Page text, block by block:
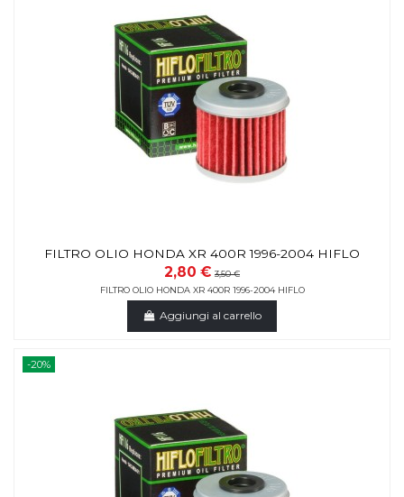
FILTRO OLIO HONDA XR 400R 1996-2004 HIFLO
2,80 € 3,50 €
FILTRO OLIO HONDA XR 400R 1996-2004 HIFLO
Aggiungi al carrello
-20%